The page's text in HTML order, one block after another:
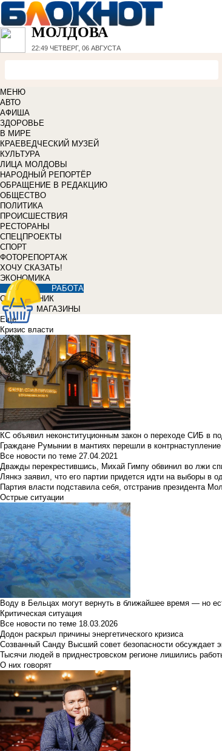
МОЛДОВА
22:49 ЧЕТВЕРГ, 06 АВГУСТА
МЕНЮ
АВТО
АФИША
ЗДОРОВЬЕ
В МИРЕ
КРАЕВЕДЧЕСКИЙ МУЗЕЙ
КУЛЬТУРА
ЛИЦА МОЛДОВЫ
НАРОДНЫЙ РЕПОРТЁР
ОБРАЩЕНИЕ В РЕДАКЦИЮ
ОБЩЕСТВО
ПОЛИТИКА
ПРОИСШЕСТВИЯ
РЕСТОРАНЫ
СПЕЦПРОЕКТЫ
СПОРТ
ФОТОРЕПОРТАЖ
ХОЧУ СКАЗАТЬ!
ЭКОНОМИКА
РАБОТА
СПРАВОЧНИК
МАГАЗИНЫ
Еще
Кризис власти
КС объявил неконституционным закон о переходе СИБ в
Граждане Румынии в мантиях перешли в контрнаступление
Все новости по теме 27.04.2021
Дважды перекрестившись, Михай Гимпу обвинил во лжи
Лянкэ заявил, что его партии придется идти на выборы в
Партия власти подставила себя, отстранив президента
Острые ситуации
Воду в Бельцах могут вернуть в ближайшее время — но
Критическая ситуация
Все новости по теме 18.03.2026
Додон раскрыл причины энергетического кризиса
Созванный Санду Высший совет безопасности обсуждает
Тысячи людей в приднестровском регионе лишились
О них говорят